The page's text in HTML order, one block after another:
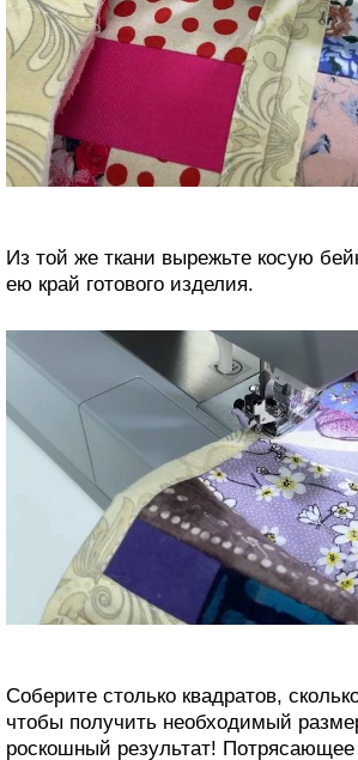
Из той же ткани вырежьте косую
ею край готового изделия.
Соберите столько квадратов,
чтобы получить необходимый
роскошный результат! Потрясающее